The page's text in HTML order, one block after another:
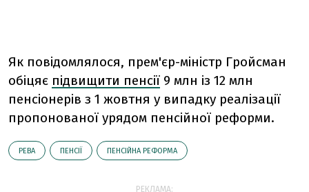
Як повідомлялося, прем'єр-міністр Гройсман
обіцяє підвищити пенсії 9 млн із 12 млн
пенсіонерів з 1 жовтня у випадку реалізації
пропонованої урядом пенсійної реформи.
РЕВА ПЕНСІЇ ПЕНСІЙНА РЕФОРМА
РЕКЛАМА: